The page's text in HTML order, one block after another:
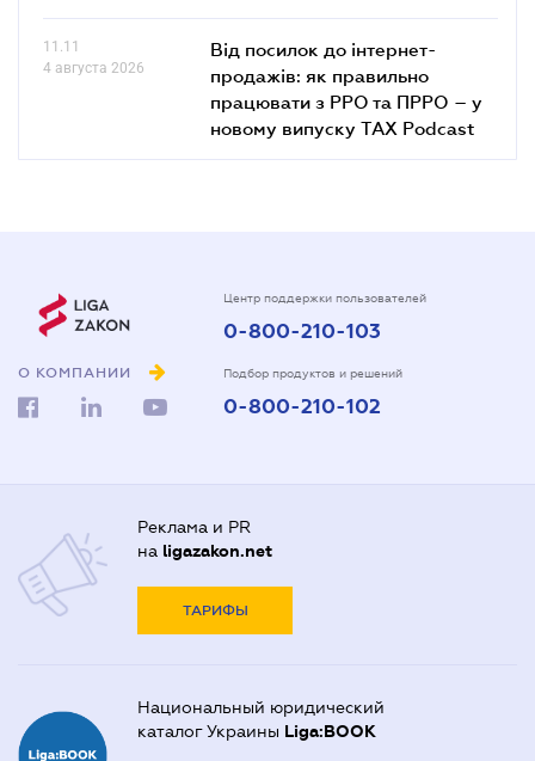
11.11
4 августа 2026
Від посилок до інтернет-
продажів: як правильно
працювати з РРО та ПРРО – у
новому випуску TAX Podcast
О КОМПАНИИ
Центр поддержки пользователей
0-800-210-103
Подбор продуктов и решений
0-800-210-102
Реклама и PR
на ligazakon.net
ТАРИФЫ
Национальный юридический
каталог Украины Liga:BOOK